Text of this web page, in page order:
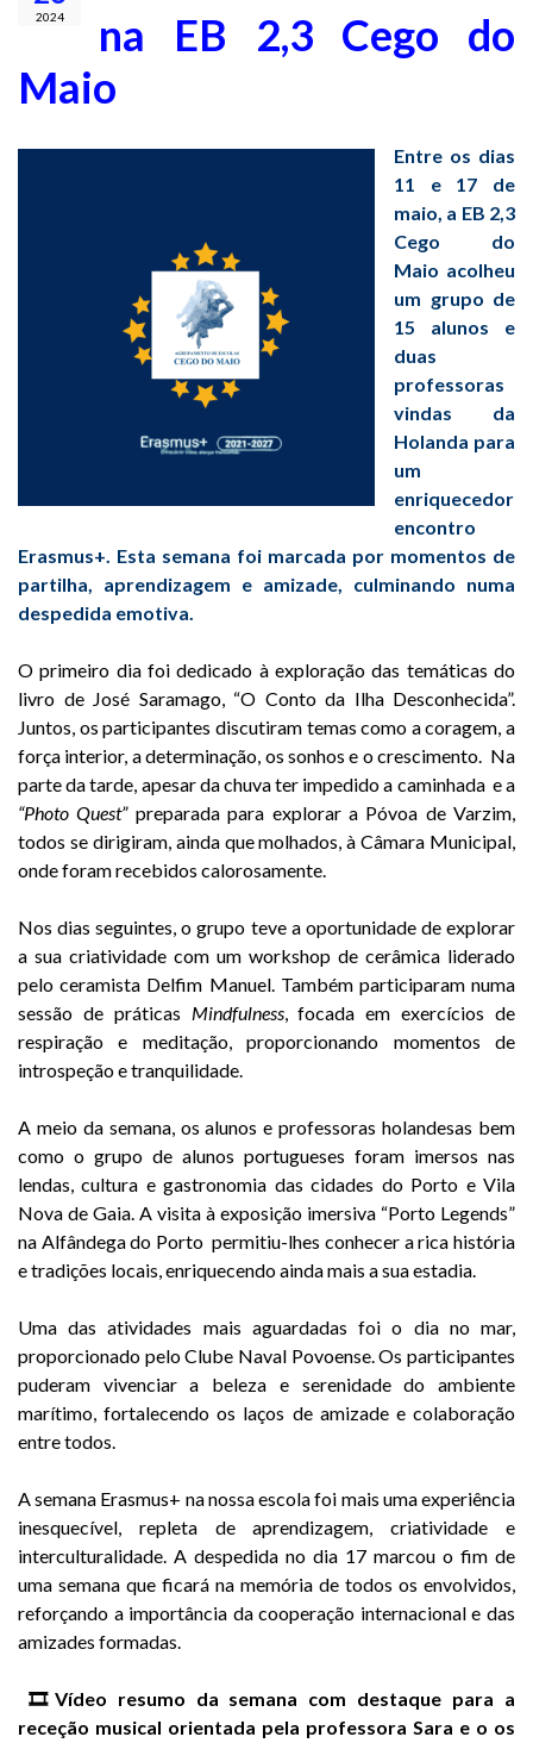
2024
na EB 2,3 Cego do
Maio
Entre os dias
11 e 17 de
maio, a EB 2,3
Cego do
Maio acolheu
um grupo de
15 alunos e
duas
professoras
vindas da
Holanda para
um
enriquecedor
encontro
Erasmus+. Esta semana foi marcada por momentos de
partilha, aprendizagem e amizade, culminando numa
despedida emotiva.
O primeiro dia foi dedicado à exploração das temáticas do
livro de José Saramago, “O Conto da Ilha Desconhecida”.
Juntos, os participantes discutiram temas como a coragem, a
força interior, a determinação, os sonhos e o crescimento. Na
parte da tarde, apesar da chuva ter impedido a caminhada e a
“Photo Quest”preparada para explorar a Póvoa de Varzim,
todos se dirigiram, ainda que molhados, à Câmara Municipal,
onde foram recebidos calorosamente.
Nos dias seguintes, o grupo teve a oportunidade de explorar
a sua criatividade com um workshop de cerâmica liderado
pelo ceramista Delfim Manuel. Também participaram numa
sessão de práticas Mindfulness, focada em exercícios de
respiração e meditação, proporcionando momentos de
introspeção e tranquilidade.
A meio da semana, os alunos e professoras holandesas bem
como o grupo de alunos portugueses foram imersos nas
lendas, cultura e gastronomia das cidades do Porto e Vila
Nova de Gaia. A visita à exposição imersiva “Porto Legends”
na Alfândega do Porto permitiu-lhes conhecer a rica história
e tradições locais, enriquecendo ainda mais a sua estadia.
Uma das atividades mais aguardadas foi o dia no mar,
proporcionado pelo Clube Naval Povoense. Os participantes
puderam vivenciar a beleza e serenidade do ambiente
marítimo, fortalecendo os laços de amizade e colaboração
entre todos.
A semana Erasmus+ na nossa escola foi mais uma experiência
inesquecível, repleta de aprendizagem, criatividade e
interculturalidade. A despedida no dia 17 marcou o fim de
uma semana que ficará na memória de todos os envolvidos,
reforçando a importância da cooperação internacional e das
amizades formadas.
🎞️Vídeo resumo da semana com destaque para a
receção musical orientada pela professora Sara e o os